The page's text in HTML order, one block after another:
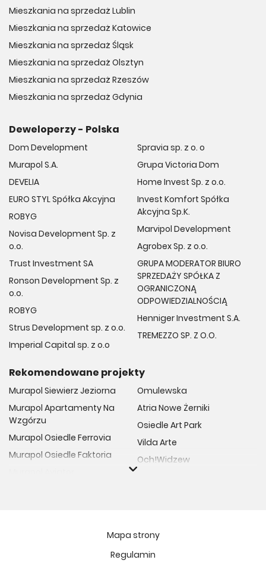
Mieszkania na sprzedaż Lublin
Mieszkania na sprzedaż Katowice
Mieszkania na sprzedaż Śląsk
Mieszkania na sprzedaż Olsztyn
Mieszkania na sprzedaż Rzeszów
Mieszkania na sprzedaż Gdynia
Deweloperzy - Polska
Dom Development
Murapol S.A.
DEVELIA
EURO STYL Spółka Akcyjna
ROBYG
Novisa Development Sp. z
o.o.
Trust Investment SA
Ronson Development Sp. z
o.o.
ROBYG
Strus Development sp. z o.o.
Imperial Capital sp. z o.o
Spravia sp. z o. o
Grupa Victoria Dom
Home Invest Sp. z o.o.
Invest Komfort Spółka
Akcyjna Sp.K.
Marvipol Development
Agrobex Sp. z o.o.
GRUPA MODERATOR BIURO
SPRZEDAŻY SPÓŁKA Z
OGRANICZONĄ
ODPOWIEDZIALNOŚCIĄ
Henniger Investment S.A.
TREMEZZO SP. Z O.O.
Rekomendowane projekty
Murapol Siewierz Jeziorna
Murapol Apartamenty Na
Wzgórzu
Murapol Osiedle Ferrovia
Murapol Osiedle Faktoria
Murapol Osiedle Szafirove
Omulewska
Atria Nowe Żerniki
Osiedle Art Park
Vilda Arte
Och!Widzew
Mapa strony
Regulamin